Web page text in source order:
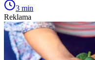
3 min
Reklama